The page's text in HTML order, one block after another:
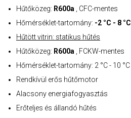
Hűtőközeg: R600a , CFC-mentes
Hőmérséklet-tartomány: -2 °C - 8 °C
Hűtött vitrin: statikus hűtés
Hűtőközeg: R600a , FCKW-mentes
Hőmérséklet-tartomány: 2 °C - 10 °C
Rendkívül erős hűtőmotor
Alacsony energiafogyasztás
Erőteljes és állandó hűtés